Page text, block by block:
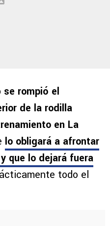
se rompió el
de la rodilla
en La
lo obligará a afrontar
que lo dejará fuera
todo el